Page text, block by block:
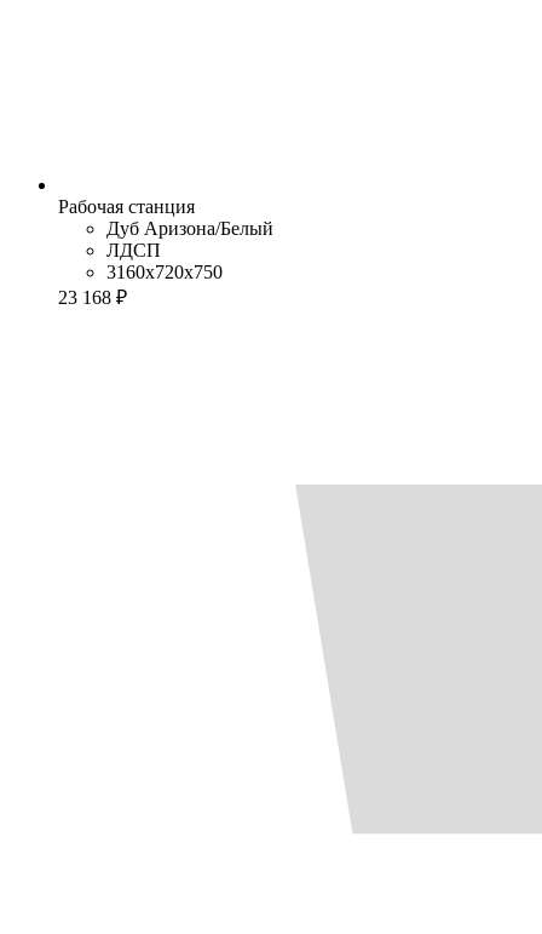
Рабочая станция
Дуб Аризона/Белый
ЛДСП
3160x720x750
23 168 ₽